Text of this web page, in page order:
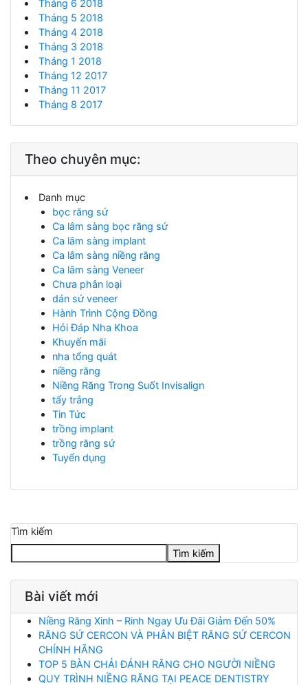
Tháng 6 2018
Tháng 5 2018
Tháng 4 2018
Tháng 3 2018
Tháng 1 2018
Tháng 12 2017
Tháng 11 2017
Tháng 8 2017
Theo chuyên mục:
Danh mục
bọc răng sứ
Ca lâm sàng bọc răng sứ
Ca lâm sàng implant
Ca lâm sàng niềng răng
Ca lâm sàng Veneer
Chưa phân loại
dán sứ veneer
Hành Trình Cộng Đồng
Hỏi Đáp Nha Khoa
Khuyến mãi
nha tổng quát
niềng răng
Niềng Răng Trong Suốt Invisalign
tẩy trắng
Tin Tức
trồng implant
trồng răng sứ
Tuyển dụng
Tìm kiếm
Tìm kiếm
Bài viết mới
Niềng Răng Xinh – Rinh Ngay Ưu Đãi Giảm Đến 50%
RĂNG SỨ CERCON VÀ PHÂN BIỆT RĂNG SỨ CERCON
CHÍNH HÃNG
TOP 5 BÀN CHẢI ĐÁNH RĂNG CHO NGƯỜI NIỀNG
QUY TRÌNH NIỀNG RĂNG TẠI PEACE DENTISTRY